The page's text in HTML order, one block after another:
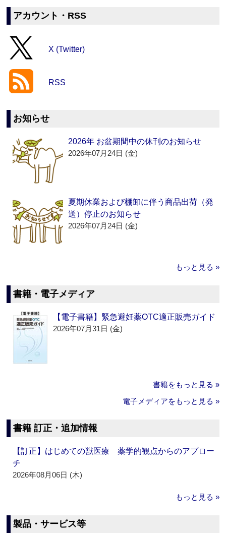
アカウント・RSS
X (Twitter)
RSS
お知らせ
2026年 お盆期間中の休刊のお知らせ
2026年07月24日 (金)
夏期休業および棚卸に伴う商品出荷（発
送）停止のお知らせ
2026年07月24日 (金)
もっと見る »
書籍・電子メディア
【電子書籍】緊急避妊薬OTC適正販売ガイド
2026年07月31日 (金)
書籍をもっと見る »
電子メディアをもっと見る »
書籍 訂正・追加情報
【訂正】はじめての獣医療 薬学的観点からのアプロー
チ
2026年08月06日 (木)
もっと見る »
製品・サービス等